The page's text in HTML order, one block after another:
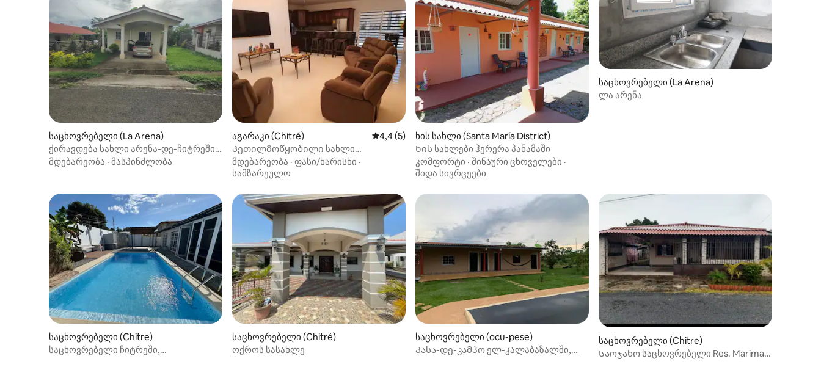
საცხოვრებელი (La Arena)
ქირავდება სახლი არენა-დე-ჩიტრეში,
თავისუფალია.
მდებარეობა · მასპინძლობა
აგარაკი (Chitré) საშუალო შეფასებაა 5‑დან 4,4, 5 მიმოხილვა
4,4 (5)
Კეთილმოწყობილი სახლი
დასასვენებლად აზუეროში
მდებარეობა · ფასი/ხარისხი ·
სამზარეულო
ხის სახლი (Santa María District)
Ხის სახლები ჰერერა პანამაში
კომფორტი · შინაური ცხოველები ·
შიდა სივრცეები
საცხოვრებელი (La Arena)
ლა არენა
საცხოვრებელი (Chitre)
საცხოვრებელი ჩიტრეში,
საცხოვრებელი (Chitré)
ოქროს სასახლე
საცხოვრებელი (ocu-pese)
Კასა-დე-კამპო ელ-კალაბაზალში,
საცხოვრებელი (Chitre)
Საოჯახო საცხოვრებელი Res. Marimar